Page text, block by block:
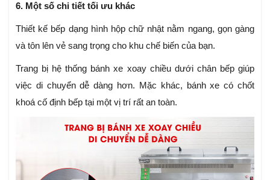
6. Một số chi tiết tối ưu khác
Thiết kế bếp dạng hình hộp chữ nhật nằm ngang, gọn gàng
và tôn lên vẻ sang trọng cho khu chế biến của bạn.
Trang bị hệ thống bánh xe xoay chiều dưới chân bếp giúp
việc di chuyển dễ dàng hơn. Mặc khác, bánh xe có chốt
khoá cố định bếp tại một vị trí rất an toàn.